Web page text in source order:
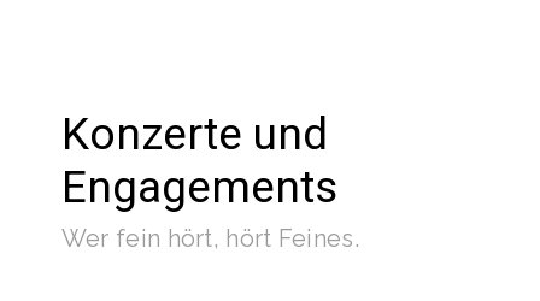
Konzerte und
Engagements
Wer fein hört, hört Feines.